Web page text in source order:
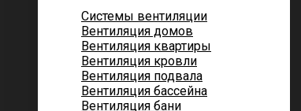
Системы вентиляции
Вентиляция домов
Вентиляция квартиры
Вентиляция кровли
Вентиляция подвала
Вентиляция бассейна
Вентиляция бани